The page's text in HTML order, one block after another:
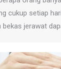
cukup setiap
bekas jerawat